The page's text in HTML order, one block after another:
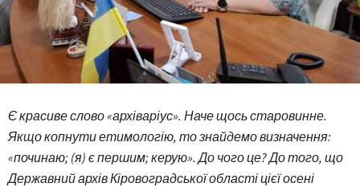
Є красиве слово «архіваріус». Наче щось старовинне.
Якщо копнути етимологію, то знайдемо визначення:
«починаю; (я) є першим; керую». До чого це? До того, що
Державний архів Кіровоградської області цієї осені